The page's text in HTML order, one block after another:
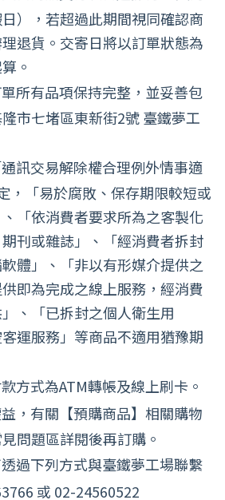
），若超過此期間視同確認商
退貨。交寄日將以訂單狀態為
。
所有品項保持完整，並妥善包
市七堵區東新街2號 臺鐵夢工
訊交易解除權合理例外情事適
，「易於腐敗、保存期限較短或
「依消費者要求所為之客製化
刊或雜誌」、「經消費者拆封
體」、「非以有形媒介提供之
即為完成之線上服務，經消費
、「已拆封之個人衛生用
運服務」等商品不適用猶豫期
方式為ATM轉帳及線上刷卡。
，有關【預購商品】相關購物
問題區詳閱後再訂購。
過下列方式與臺鐵夢工場聯繫
或 02-24560522